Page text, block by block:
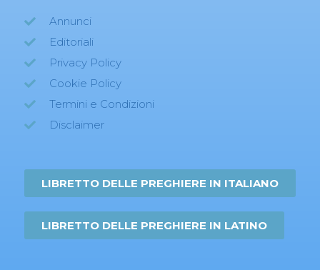
Annunci
Editoriali
Privacy Policy
Cookie Policy
Termini e Condizioni
Disclaimer
LIBRETTO DELLE PREGHIERE IN ITALIANO
LIBRETTO DELLE PREGHIERE IN LATINO